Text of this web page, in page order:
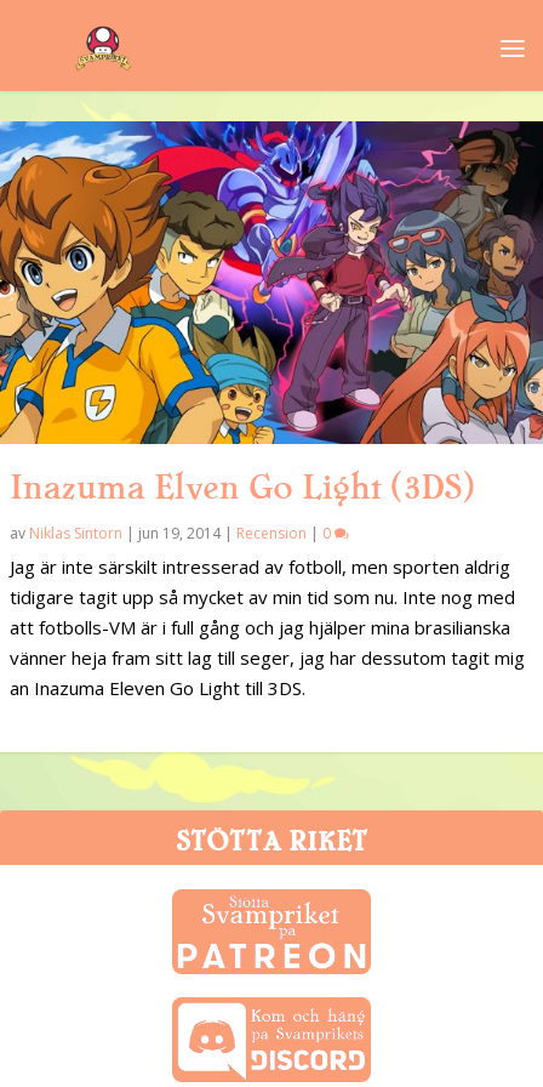
Inazuma Elven Go Light (3DS)
av Niklas Sintorn | jun 19, 2014| Recension | 0
Jag är inte särskilt intresserad av fotboll, men sporten aldrig
tidigare tagit upp så mycket av min tid som nu. Inte nog med
att fotbolls-VM är i full gång och jag hjälper mina brasilianska
vänner heja fram sitt lag till seger, jag har dessutom tagit mig
an Inazuma Eleven Go Light till 3DS.
STÖTTA RIKET